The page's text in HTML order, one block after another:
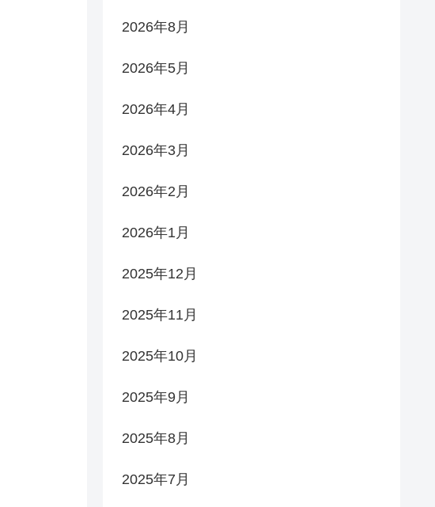
2026年8月
2026年5月
2026年4月
2026年3月
2026年2月
2026年1月
2025年12月
2025年11月
2025年10月
2025年9月
2025年8月
2025年7月